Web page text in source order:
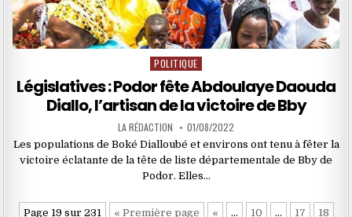
Posted
POLITIQUE
Législatives : Podor fête Abdoulaye Daouda
Diallo, l’artisan de la victoire de Bby
LA RÉDACTION 01/08/2022
Les populations de Boké Dialloubé et environs ont tenu à fêter la
victoire éclatante de la tête de liste départementale de Bby de
Podor. Elles…
Page 19 sur 231 « Première page « … 10 … 17 18